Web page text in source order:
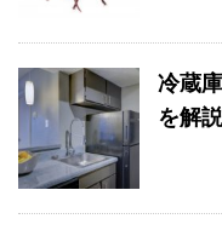
冷蔵
を解